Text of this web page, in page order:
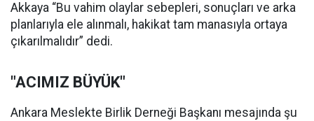
Akkaya “Bu vahim olaylar sebepleri, sonuçları ve arka
planlarıyla ele alınmalı, hakikat tam manasıyla ortaya
çıkarılmalıdır” dedi.
"ACIMIZ BÜYÜK"
Ankara Meslekte Birlik Derneği Başkanı mesajında şu